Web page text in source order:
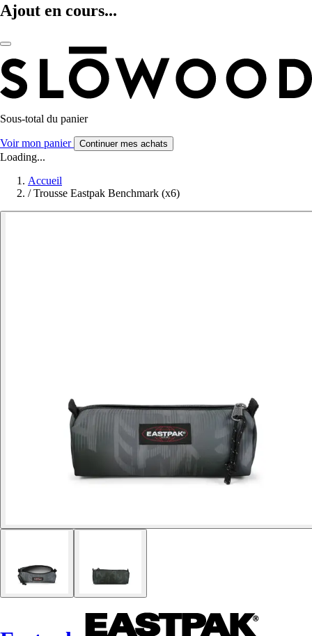
Ajout en cours...
Sous-total du panier
Voir mon panier Continuer mes achats
Loading...
Accueil
/ Trousse Eastpak Benchmark (x6)